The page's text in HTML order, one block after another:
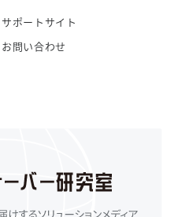
サポートサイト
お問い合わせ